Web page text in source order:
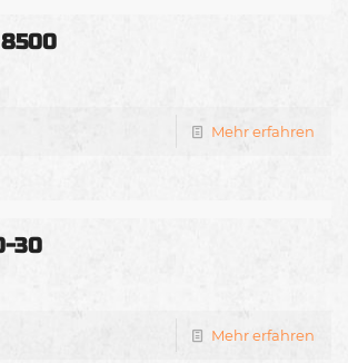
Mehr erfahren
30
Mehr erfahren